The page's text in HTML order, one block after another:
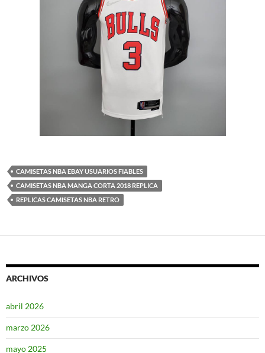
CAMISETAS NBA EBAY USUARIOS FIABLES
CAMISETAS NBA MANGA CORTA 2018 REPLICA
REPLICAS CAMISETAS NBA RETRO
ARCHIVOS
abril 2026
marzo 2026
mayo 2025